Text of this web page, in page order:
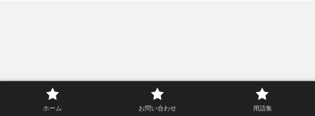
ホーム お問い合わせ 用語集